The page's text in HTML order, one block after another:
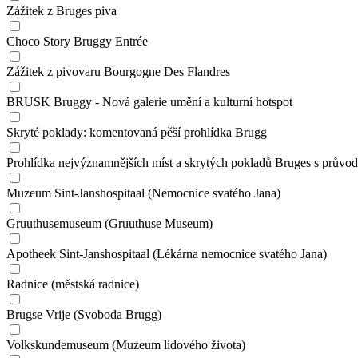
Zážitek z Bruges piva
Choco Story Bruggy Entrée
Zážitek z pivovaru Bourgogne Des Flandres
BRUSK Bruggy - Nová galerie umění a kulturní hotspot
Skryté poklady: komentovaná pěší prohlídka Brugg
Prohlídka nejvýznamnějších míst a skrytých pokladů Bruges s
Muzeum Sint-Janshospitaal (Nemocnice svatého Jana)
Gruuthusemuseum (Gruuthuse Museum)
Apotheek Sint-Janshospitaal (Lékárna nemocnice svatého Jana)
Radnice (městská radnice)
Brugse Vrije (Svoboda Brugg)
Volkskundemuseum (Muzeum lidového života)